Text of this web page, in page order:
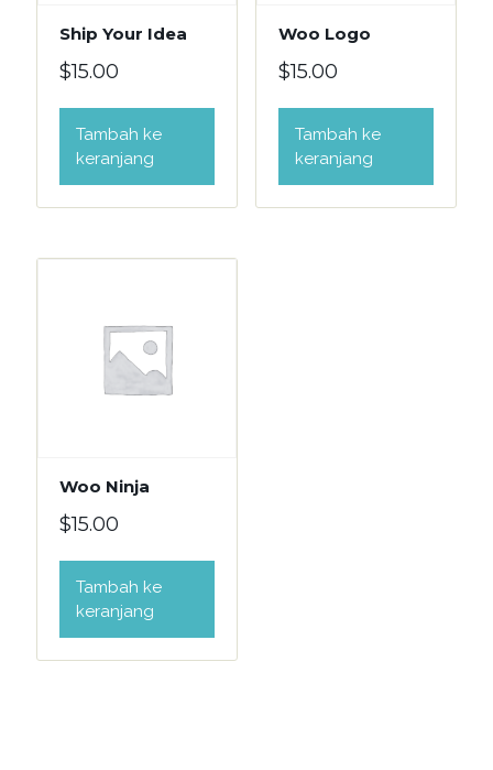
Ship Your Idea
$15.00
Tambah ke
keranjang
Woo Logo
$15.00
Tambah ke
keranjang
Woo Ninja
$15.00
Tambah ke
keranjang